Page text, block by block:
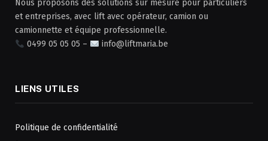
Nous proposons des solutions sur mesure pour particuliers
et entreprises, avec lift avec opérateur, camion ou
camionnette et équipe professionnelle.
0499 05 05 05 –
info@liftmaria.be
LIENS UTILES
Politique de confidentialité